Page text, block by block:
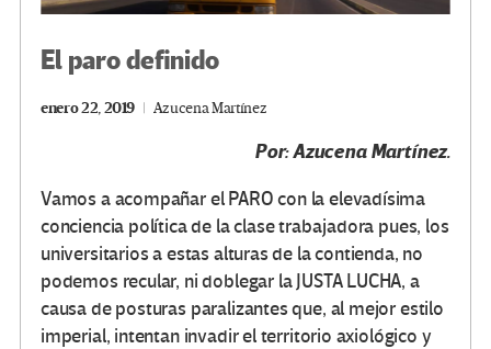
El paro definido
enero 22, 2019 Azucena Martínez
Por: Azucena Martínez.
Vamos a acompañar el PARO con la elevadísima
conciencia política de la clase trabajadora pues, los
universitarios a estas alturas de la contienda, no
podemos recular, ni doblegar la JUSTA LUCHA, a
causa de posturas paralizantes que, al mejor estilo
imperial, intentan invadir el territorio axiológico y